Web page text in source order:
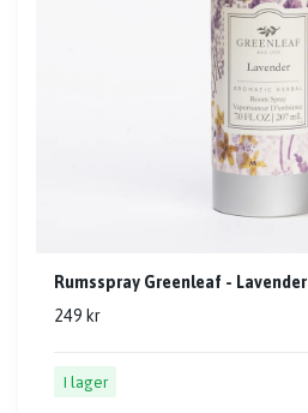
Rumsspray Greenleaf - Lavender
249 kr
I lager